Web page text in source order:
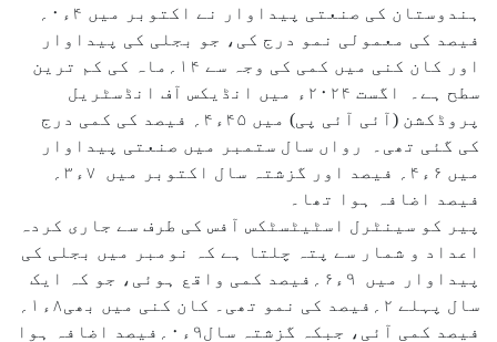
فیصد کی معمولی نمو درج کی، جو بجلی کی پیداوار
اور کان کنی میں کمی کی وجہ سے ۱۴؍ماہ کی کم ترین
سطح ہے۔ اگست ۲۰۲۴ء میں انڈیکس آف انڈسٹریل
پروڈکشن (آئی آئی پی) میں ۴۵ء۴؍ فیصد کی کمی درج
کی گئی تھی۔ رواں سال ستمبر میں صنعتی پیداوار
فیصد اضافہ ہوا تھا۔
پیر کو سینٹرل اسٹیٹسٹکس آفس کی طرف سے جاری کردہ
اعداد و شمار سے پتہ چلتا ہے کہ نومبر میں بجلی کی
پیداوار میں ۹ء۶؍فیصد کمی واقع ہوئی، جو کہ ایک
فیصد کمی آئی، جبکہ گزشتہ سال۹ء۰؍فیصد اضافہ ہوا